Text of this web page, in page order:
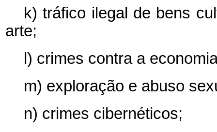
k) tráfico ilegal de bens
arte;
l) crimes contra a
m) exploração e abuso
n) crimes cibernéticos;